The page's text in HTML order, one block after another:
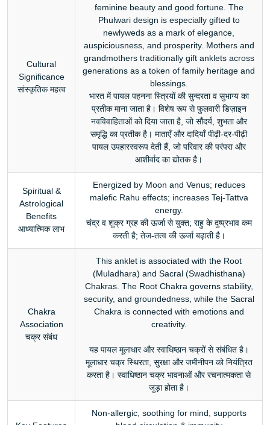
Cultural
Significance
सांस्कृतिक महत्व
feminine beauty and good fortune. The
Phulwari design is especially gifted to
newlyweds as a mark of elegance,
auspiciousness, and prosperity. Mothers and
grandmothers traditionally gift anklets across
generations as a token of family heritage and
blessings.
भारत में पायल पहनना स्त्रियों की सुन्दरता व सुभाग्य का
प्रतीक माना जाता है। विशेष रूप से फुलवारी डिज़ाइन
नवविवाहिताओं को दिया जाता है, जो सौंदर्य, शुभता और
समृद्धि का प्रतीक है। माताएँ और दादियाँ पीढ़ी-दर-पीढ़ी
पायल उपहारस्वरूप देती हैं, जो परिवार की परंपरा और
आशीर्वाद का द्योतक है।
Spiritual &
Astrological
Benefits
आध्यात्मिक लाभ
Energized by Moon and Venus; reduces
malefic Rahu effects; increases Tej-Tattva
energy.
चंद्र व शुक्र ग्रह की ऊर्जा से युक्त; राहु के दुष्प्रभाव कम
करती है; तेज-तत्व की ऊर्जा बढ़ाती है।
Chakra
Association
चक्र संबंध
This anklet is associated with the Root
(Muladhara) and Sacral (Swadhisthana)
Chakras. The Root Chakra governs stability,
security, and groundedness, while the Sacral
Chakra is connected with emotions and
creativity.
यह पायल मूलाधार और स्वाधिष्ठान चक्रों से संबंधित है।
मूलाधार चक्र स्थिरता, सुरक्षा और जमीनीपन को नियंत्रित
करता है। स्वाधिष्ठान चक्र भावनाओं और रचनात्मकता से
जुड़ा होता है।
Non-allergic, soothing for mind, supports